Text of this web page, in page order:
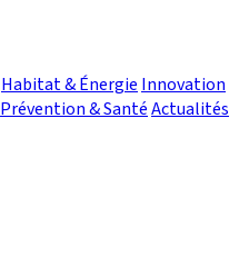
Habitat & Énergie Innovation
Prévention & SantéActualités